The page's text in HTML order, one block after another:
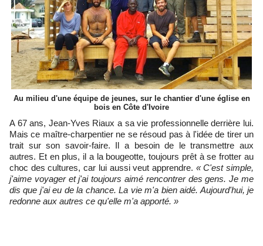
Au milieu d'une équipe de jeunes, sur le chantier d'une église en
bois en Côte d'Ivoire
A 67 ans, Jean-Yves Riaux a sa vie professionnelle derrière lui.
Mais ce maître-charpentier ne se résoud pas à l'idée de tirer un
trait sur son savoir-faire. Il a besoin de le transmettre aux
autres. Et en plus, il a la bougeotte, toujours prêt à se frotter au
choc des cultures, car lui aussi veut apprendre. « C'est simple,
j'aime voyager et j'ai toujours aimé rencontrer des gens. Je me
dis que j'ai eu de la chance. La vie m'a bien aidé. Aujourd'hui, je
redonne aux autres ce qu'elle m'a apporté. »